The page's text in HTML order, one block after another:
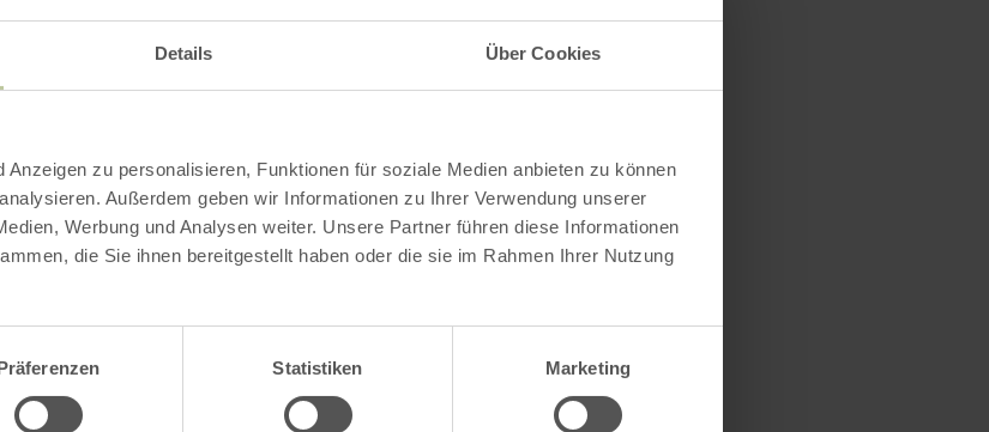
Details Über Cookies
zu personalisieren, Funktionen für soziale Medien anbieten zu können
Außerdem geben wir Informationen zu Ihrer Verwendung unserer
Werbung und Analysen weiter. Unsere Partner führen diese Informationen
die Sie ihnen bereitgestellt haben oder die sie im Rahmen Ihrer Nutzung
Statistiken Marketing
Contact